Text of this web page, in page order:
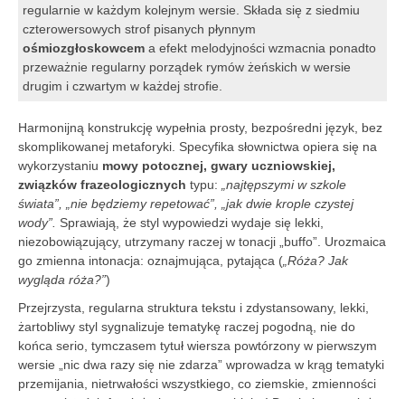
regularnie w każdym kolejnym wersie. Składa się z siedmiu
czterowersowych strof pisanych płynnym
ośmiozgłoskowcem a efekt melodyjności wzmacnia ponadto
przeważnie regularny porządek rymów żeńskich w wersie
drugim i czwartym w każdej strofie.
Harmonijną konstrukcję wypełnia prosty, bezpośredni język, bez
skomplikowanej metaforyki. Specyfika słownictwa opiera się na
wykorzystaniu mowy potocznej, gwary uczniowskiej,
związków frazeologicznych typu:
„najtępszymi w szkole
świata”, „nie będziemy repetować”, „jak dwie krople czystej
wody”. Sprawiają, że styl wypowiedzi wydaje się lekki,
niezobowiązujący, utrzymany raczej w tonacji „buffo”. Urozmaica
go zmienna intonacja: oznajmująca, pytająca ( „Róża? Jak
wygląda róża?”)
Przejrzysta, regularna struktura tekstu i zdystansowany, lekki,
żartobliwy styl sygnalizuje tematykę raczej pogodną, nie do
końca serio, tymczasem tytuł wiersza powtórzony w pierwszym
wersie „nic dwa razy się nie zdarza” wprowadza w krąg tematyki
przemijania, nietrwałości wszystkiego, co ziemskie, zmienności